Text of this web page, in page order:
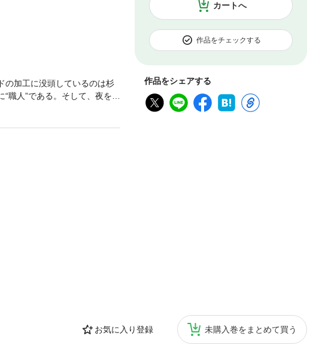
カートへ
作品をチェックする
作品をシェアする
お気に入り登録 未購入巻をまとめて買う
の加工に没頭しているのは杉
職人”である。そして、夜を徹
安らぎの中で将来を語り合う